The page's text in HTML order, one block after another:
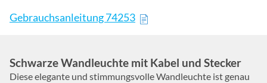
Gebrauchsanleitung 74253
Schwarze Wandleuchte mit Kabel und Stecker
Diese elegante und stimmungsvolle Wandleuchte ist genau